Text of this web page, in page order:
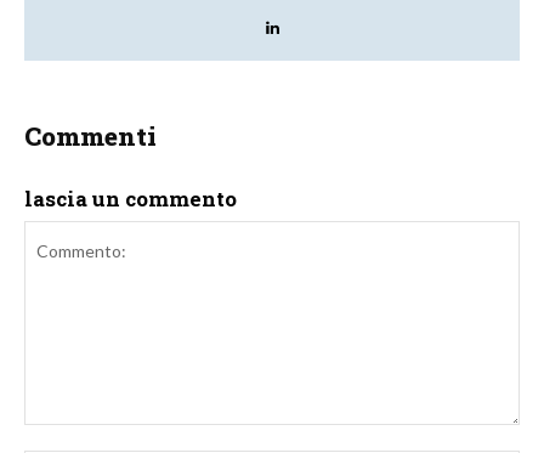
Commenti
lascia un commento